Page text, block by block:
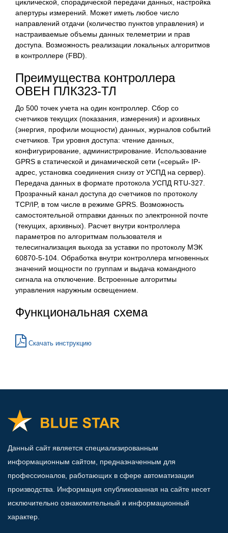
циклической, спорадической передачи данных, настройка
апертуры измерений. Может иметь любое число
направлений отдачи (количество пунктов управления) и
настраиваемые объемы данных телеметрии и прав
доступа. Возможность реализации локальных алгоритмов
в контроллере (FBD).
Преимущества контроллера
ОВЕН ПЛК323-ТЛ
До 500 точек учета на один контроллер. Сбор со
счетчиков текущих (показания, измерения) и архивных
(энергия, профили мощности) данных, журналов событий
счетчиков. Три уровня доступа: чтение данных,
конфигурирование, администрирование. Использование
GPRS в статической и динамической сети («серый» IP-
адрес, установка соединения снизу от УСПД на сервер).
Передача данных в формате протокола УСПД RTU-327.
Прозрачный канал доступа до счетчиков по протоколу
TCP/IP, в том числе в режиме GPRS. Возможность
самостоятельной отправки данных по электронной почте
(текущих, архивных). Расчет внутри контроллера
параметров по алгоритмам пользователя и
телесигнализация выхода за уставки по протоколу МЭК
60870-5-104. Обработка внутри контроллера мгновенных
значений мощности по группам и выдача командного
сигнала на отключение. Встроенные алгоритмы
управления наружным освещением.
Функциональная схема
Скачать инструкцию
Данный сайт является специализированным
информационным сайтом, предназначенным для
профессионалов, работающих в сфере автоматизации
производства. Информация опубликованная на сайте несет
исключительно ознакомительный и информационный
характер.